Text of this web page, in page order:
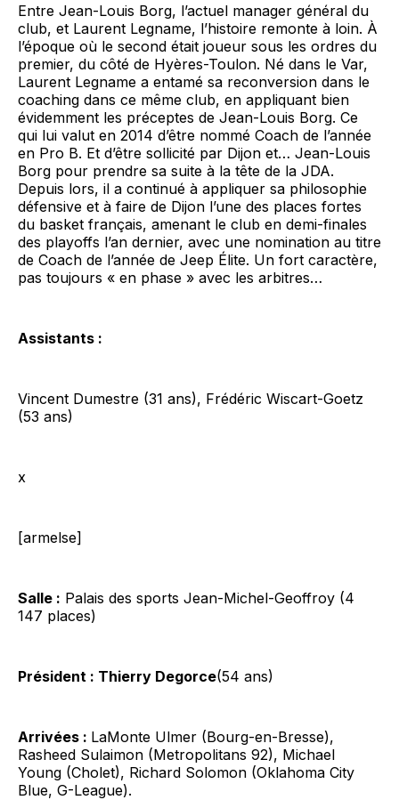
Entre Jean-Louis Borg, l’actuel manager général du
club, et Laurent Legname, l’histoire remonte à loin. À
l’époque où le second était joueur sous les ordres du
premier, du côté de Hyères-Toulon. Né dans le Var,
Laurent Legname a entamé sa reconversion dans le
coaching dans ce même club, en appliquant bien
évidemment les préceptes de Jean-Louis Borg. Ce
qui lui valut en 2014 d’être nommé Coach de l’année
en Pro B. Et d’être sollicité par Dijon et… Jean-Louis
Borg pour prendre sa suite à la tête de la JDA.
Depuis lors, il a continué à appliquer sa philosophie
défensive et à faire de Dijon l’une des places fortes
du basket français, amenant le club en demi-finales
des playoffs l’an dernier, avec une nomination au titre
de Coach de l’année de Jeep Élite. Un fort caractère,
pas toujours « en phase » avec les arbitres…
Assistants :
Vincent Dumestre (31 ans), Frédéric Wiscart-Goetz
(53 ans)
x
[armelse]
Salle : Palais des sports Jean-Michel-Geoffroy (4
147 places)
Président : Thierry Degorce(54 ans)
Arrivées : LaMonte Ulmer (Bourg-en-Bresse),
Rasheed Sulaimon (Metropolitans 92), Michael
Young (Cholet), Richard Solomon (Oklahoma City
Blue, G-League).